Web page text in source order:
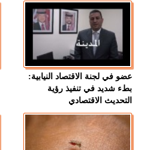
عضو في لجنة الاقتصاد النيابية:
بطء شديد في تنفيذ رؤية
التحديث الاقتصادي